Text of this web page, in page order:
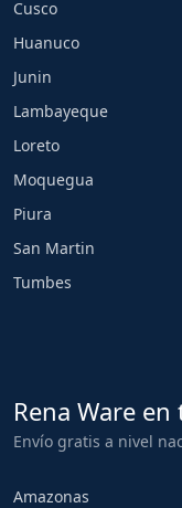
Cusco
Huanuco
Junin
Lambayeque
Loreto
Moquegua
Piura
San Martin
Tumbes
Rena Ware
Envío gratis a nivel
Amazonas